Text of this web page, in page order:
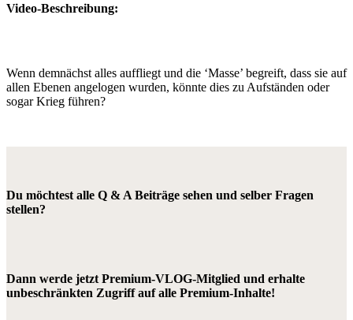
Video-Beschreibung:
Wenn demnächst alles auffliegt und die ‘Masse’ begreift, dass sie auf
allen Ebenen angelogen wurden, könnte dies zu Aufständen oder
sogar Krieg führen?
Du möchtest alle Q & A Beiträge sehen und selber Fragen
stellen?
Dann werde jetzt Premium-VLOG-Mitglied und erhalte
unbeschränkten Zugriff auf alle Premium-Inhalte!